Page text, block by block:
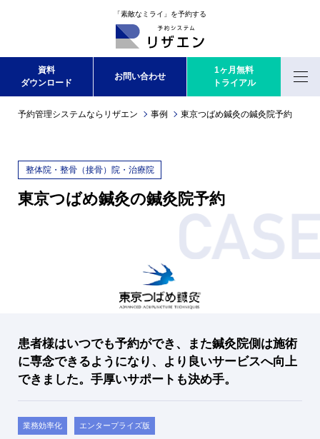
「素敵なミライ」を予約する
Menu
資料
ダウンロード
お問い合わせ
1ヶ月無料
トライアル
予約管理システムならリザエン 事例 東京つばめ鍼灸の鍼灸院予約
整体院・整骨（接骨）院・治療院
東京つばめ鍼灸の鍼灸院予約
患者様はいつでも予約ができ、また鍼灸院側は施術
に専念できるようになり、より良いサービスへ向上
できました。手厚いサポートも決め手。
業務効率化 エンタープライズ版